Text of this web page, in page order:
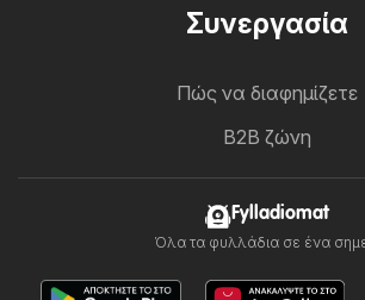
Συνεργασία
Πώς να διαφημίζετε
B2B ζώνη
Fylladiomat
Όλα τα φυλλάδια σε ένα